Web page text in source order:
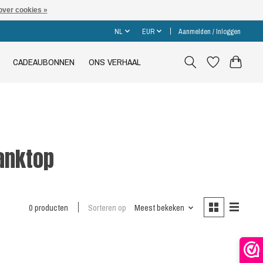
NL EUR Aanmelden / Inloggen
CADEAUBONNEN ONS VERHAAL
0 producten Sorteren op Meest bekeken
cookies »